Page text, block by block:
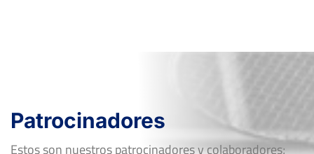
Patrocinadores
Estos son nuestros patrocinadores y colaboradores;